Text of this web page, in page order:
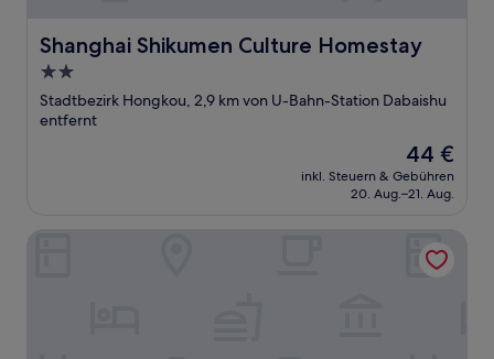
Shanghai Shikumen Culture Homestay
Shanghai Shikumen Culture Homestay
2.0-
Sterne-
Unterkunft
Stadtbezirk Hongkou, 2,9 km von U-Bahn-Station Dabaishu
entfernt
Der
Preis
beträgt
44 €
inkl. Steuern & Gebühren
20. Aug.–21. Aug.